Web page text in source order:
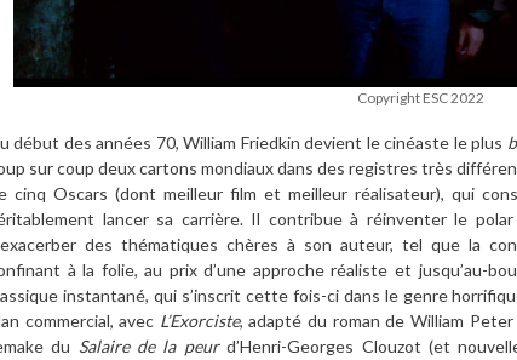
Copyright ESC 2022
début des années 70, William Friedkin devient lecinéaste le plus
sur coup deux cartons mondiaux dans des registres très diffé
cinq Oscars (dont meilleur film et meilleur réalisateur), qui
lancer sa carrière. Il contribue à réinventer le polar
exacerber des thématiques chères à son auteur, tel que la
àla folie, au prix d’une approche réaliste et jusqu’au-
instantané, qui s’inscrit cette fois-ci dans le genre
commercial, avec L’Exorciste, adapté du roman de William
du Salaire de la peurd’Henri-Georges Clouzot (et